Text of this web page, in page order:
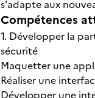
s'adapte aux
Compétences
1. Développer la
sécurité
Maquetter une
Réaliser une
Développer une